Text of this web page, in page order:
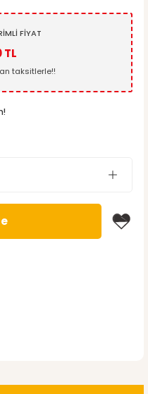
FİYAT
TL
taksitlerle!!